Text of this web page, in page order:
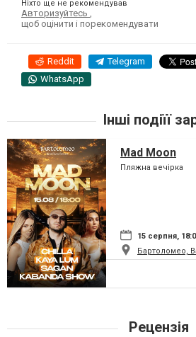
Ніхто ще не рекомендував
Авторизуйтесь ,
щоб оцінити і порекомендувати
Reddit Telegram
WhatsApp
Інші подіїї
Mad Moon
Пляжна вечірка
15 серпня,
Бартоломео,
Рецензія